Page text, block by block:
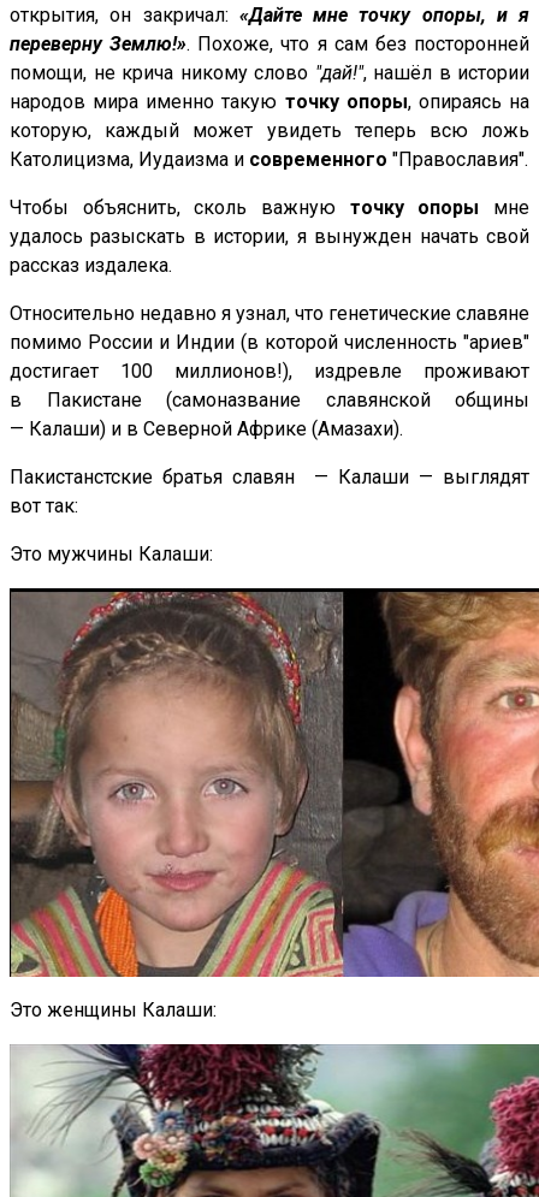
открытия, он закричал: «Дайте мне точку опоры, и я
переверну Землю!». Похоже, что я сам без посторонней
помощи, не крича никому слово "дай!", нашёл в истории
народов мира именно такую точку опоры, опираясь на
которую, каждый может увидеть теперь всю ложь
Католицизма, Иудаизма и современного "Православия".
Чтобы объяснить, сколь важную точку опоры мне
удалось разыскать в истории, я вынужден начать свой
рассказ издалека.
Относительно недавно я узнал, что генетические славяне
помимо России и Индии (в которой численность "ариев"
достигает 100 миллионов!), издревле проживают
в Пакистане (самоназвание славянской общины
— Калаши) и в Северной Африке (Амазахи).
Пакистанстские братья славян — Калаши — выглядят
вот так:
Это мужчины Калаши:
Это женщины Калаши: